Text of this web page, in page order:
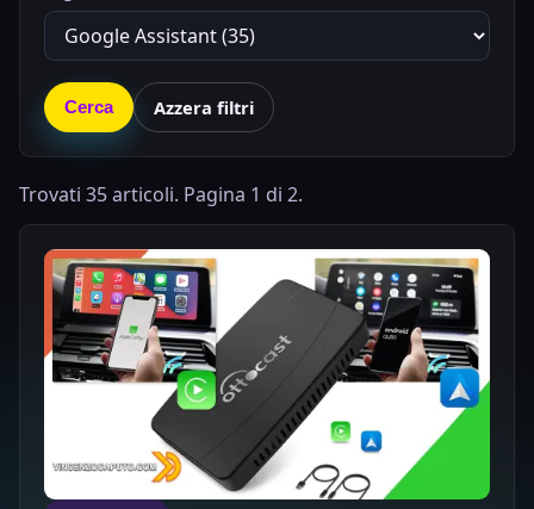
Cerca Azzera filtri
Trovati 35 articoli. Pagina 1 di 2.